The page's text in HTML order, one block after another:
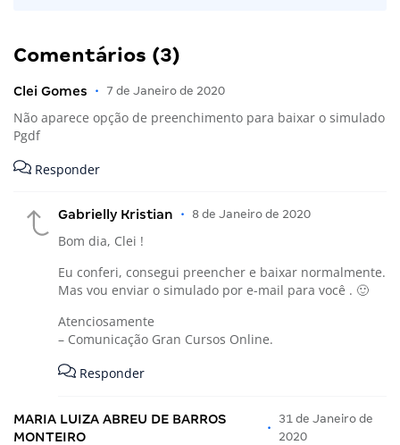
Comentários (3)
Clei Gomes • 7 de Janeiro de 2020
Não aparece opção de preenchimento para baixar o simulado
Pgdf
Responder
Gabrielly Kristian • 8 de Janeiro de 2020
Bom dia, Clei !
Eu conferi, consegui preencher e baixar normalmente.
Mas vou enviar o simulado por e-mail para você . 🙂
Atenciosamente
– Comunicação Gran Cursos Online.
Responder
MARIA LUIZA ABREU DE BARROS
MONTEIRO
•
31 de Janeiro de
2020